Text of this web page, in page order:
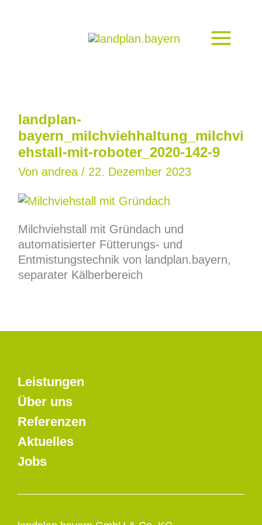
landplan-
bayern_milchviehhaltung_milchvi
ehstall-mit-roboter_2020-142-9
Von andrea / 22. Dezember 2023
Milchviehstall mit Gründach und
automatisierter Fütterungs- und
Entmistungstechnik von landplan.bayern,
separater Kälberbereich
Leistungen
Über uns
Referenzen
Aktuelles
Jobs